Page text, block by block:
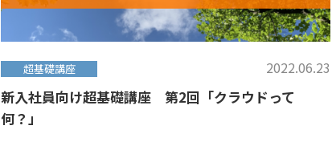
超基礎講座 2022.06.23
新入社員向け超基礎講座 第2回「クラウドって
何？」